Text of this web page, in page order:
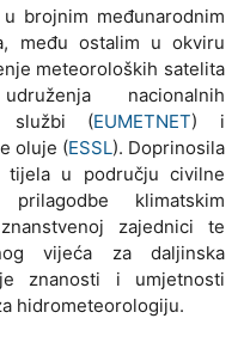
brojnim međunarodnim
među ostalim u okviru
meteoroloških satelita
nacionalnih
službi (EUMETNET) i
oluje (ESSL). Doprinosila
u području civilne
klimatskim
zajednici te
vijeća za daljinska
znanosti i umjetnosti
hidrometeorologiju.